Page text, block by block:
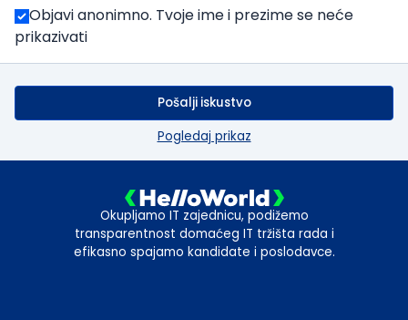
Objavi anonimno. Tvoje ime i prezime se neće
prikazivati
Pošalji iskustvo
Pogledaj prikaz
Okupljamo IT zajednicu, podižemo
transparentnost domaćeg IT tržišta rada i
efikasno spajamo kandidate i poslodavce.